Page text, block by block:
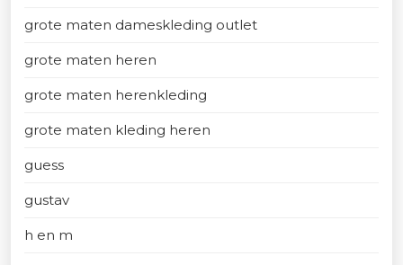
grote maten dameskleding outlet
grote maten heren
grote maten herenkleding
grote maten kleding heren
guess
gustav
h en m